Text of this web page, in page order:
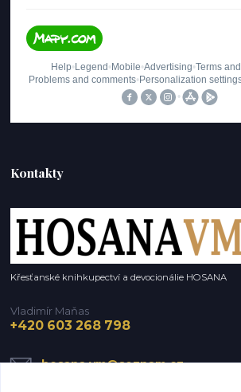
Kontakty
Křesťanské knihkupectví a devocionálie HOSANA
Vladimír Maňas
+420 603 268 798
hosana.vm@seznam.cz